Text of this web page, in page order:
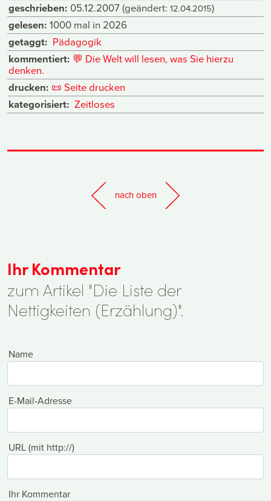
geschrieben: 05.12.2007(geändert: 12.04.2015)
gelesen: 1000 mal in 2026
getaggt: Pädagogik
kommentiert: 💬 Die Welt will lesen, was Sie hierzu
denken.
drucken: 📜 Seite drucken
kategorisiert: Zeitloses
nach oben
Ihr Kommentar
zum Artikel "Die Liste der
Nettigkeiten (Erzählung)".
Name
E-Mail-Adresse
URL (mit http://)
Ihr Kommentar